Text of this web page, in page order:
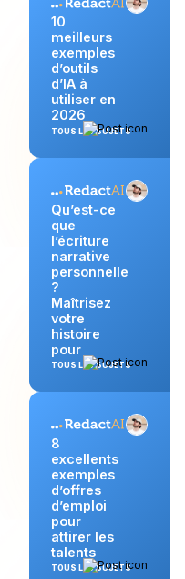
10
meilleurs
exemples
d’outils
d’IA à
utiliser en
2026
TOUS LES SUJETS
Qu’est-ce
que
l’écriture
narrative
personnelle
?
Maîtrisez
votre
histoire
pour
TOUS LES SUJETS
8
excellents
exemples
d’offres
d’emploi
pour
attirer les
talents
TOUS LES SUJETS